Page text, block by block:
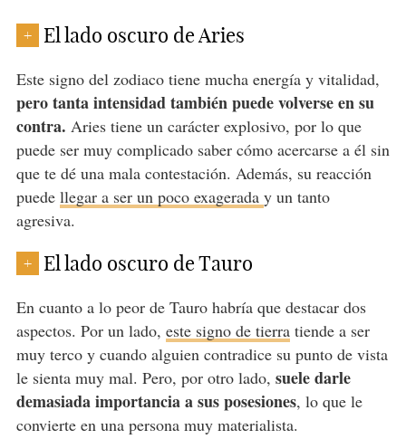
+ El lado oscuro de Aries
Este signo del zodiaco tiene mucha energía y vitalidad,
pero tanta intensidad también puede volverse en su
contra. Aries tiene un carácter explosivo, por lo que
puede ser muy complicado saber cómo acercarse a él sin
que te dé una mala contestación. Además, su reacción
puede llegar a ser un poco exagerada y un tanto
agresiva.
+ El lado oscuro de Tauro
En cuanto a lo peor de Tauro habría que destacar dos
aspectos. Por un lado, este signo de tierratiende a ser
muy terco y cuando alguien contradice su punto de vista
le sienta muy mal. Pero, por otro lado, suele darle
demasiada importancia a sus posesiones, lo que le
convierte en una persona muy materialista.